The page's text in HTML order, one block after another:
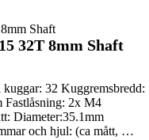
32T 8mm Shaft
32 Kuggremsbredd:
Fastlåsning: 2x M4
Diameter:35.1mm
och hjul: (ca mått, …